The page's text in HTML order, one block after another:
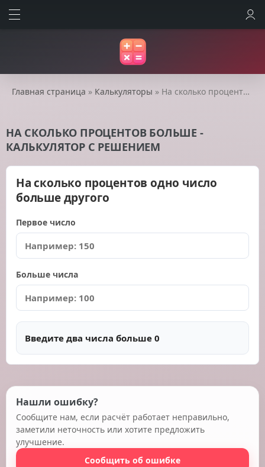
Главная страница » Калькуляторы » На сколько процентов больше - калькулятор с решением
НА СКОЛЬКО ПРОЦЕНТОВ БОЛЬШЕ -
КАЛЬКУЛЯТОР С РЕШЕНИЕМ
На сколько процентов одно число
больше другого
Первое число
Больше числа
Введите два числа больше 0
Нашли ошибку?
Сообщите нам, если расчёт работает неправильно,
заметили неточность или хотите предложить
улучшение.
Сообщить об ошибке